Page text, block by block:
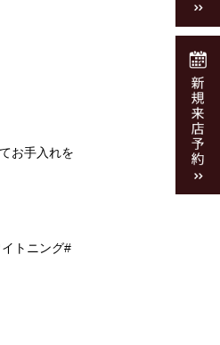
お手入れを
トニング#